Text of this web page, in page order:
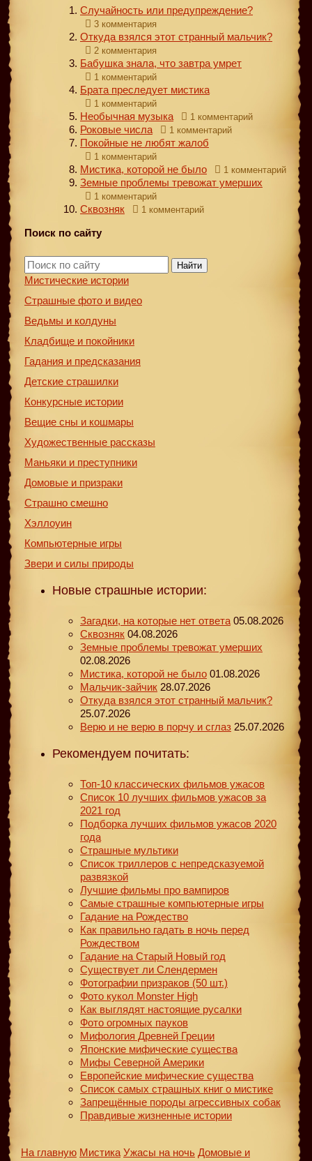
Случайность или предупреждение?
3 комментария
Откуда взялся этот странный мальчик?
2 комментария
Бабушка знала, что завтра умрет
1 комментарий
Брата преследует мистика
1 комментарий
Необычная музыка 1 комментарий
Роковые числа 1 комментарий
Покойные не любят жалоб
1 комментарий
Мистика, которой не было 1 комментарий
Земные проблемы тревожат умерших
1 комментарий
Сквозняк 1 комментарий
Поиск по сайту
Найти
Мистические истории
Страшные фото и видео
Ведьмы и колдуны
Кладбище и покойники
Гадания и предсказания
Детские страшилки
Конкурсные истории
Вещие сны и кошмары
Художественные рассказы
Маньяки и преступники
Домовые и призраки
Страшно смешно
Хэллоуин
Компьютерные игры
Звери и силы природы
Новые страшные истории:
Загадки, на которые нет ответа 05.08.2026
Сквозняк 04.08.2026
Земные проблемы тревожат умерших
02.08.2026
Мистика, которой не было 01.08.2026
Мальчик-зайчик 28.07.2026
Откуда взялся этот странный мальчик?
25.07.2026
Верю и не верю в порчу и сглаз 25.07.2026
Рекомендуем почитать:
Топ-10 классических фильмов ужасов
Список 10 лучших фильмов ужасов за
2021 год
Подборка лучших фильмов ужасов 2020
года
Страшные мультики
Список триллеров с непредсказуемой
развязкой
Лучшие фильмы про вампиров
Самые страшные компьютерные игры
Гадание на Рождество
Как правильно гадать в ночь перед
Рождеством
Гадание на Старый Новый год
Существует ли Слендермен
Фотографии призраков (50 шт.)
Фото кукол Monster High
Как выглядят настоящие русалки
Фото огромных пауков
Мифология Древней Греции
Японские мифические существа
Мифы Северной Америки
Европейские мифические существа
Список самых страшных книг о мистике
Запрещённые породы агрессивных собак
Правдивые жизненные истории
На главную Мистика Ужасы на ночь Домовые и